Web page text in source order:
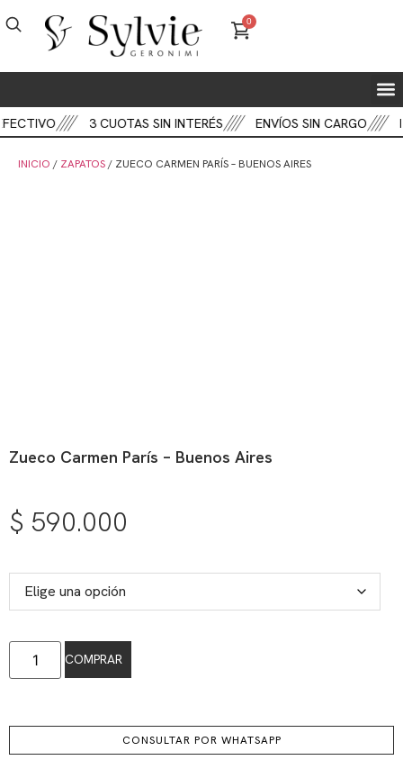
0
3 CUOTAS SIN INTERÉS ENVÍOS SIN CARGO
INICIO / ZAPATOS/ ZUECO CARMEN PARÍS – BUENOS AIRES
Zueco Carmen París – Buenos Aires
$ 590.000
COMPRAR
CONSULTAR POR WHATSAPP